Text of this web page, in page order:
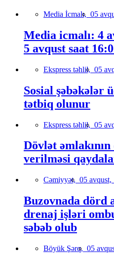
Media İcmalı, 05
Media icmalı: 4
5 avqust saat
Ekspress təhlil, 05
Sosial şəbəkələr
tətbiq olunur
Ekspress təhlil, 05
Dövlət
verilməsi
Cəmiyyət, 05 avqust,
Buzovnada dörd
drenaj işləri
səbəb olub
Böyük Şərq, 05